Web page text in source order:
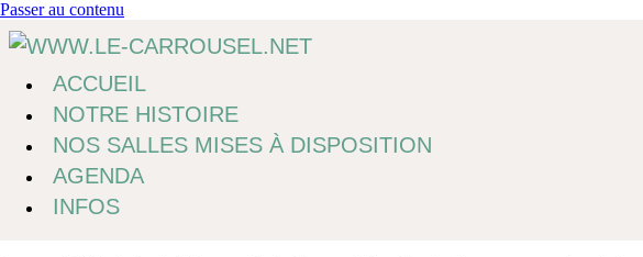
Passer au contenu
ACCUEIL
NOTRE HISTOIRE
NOS SALLES MISES À DISPOSITION
AGENDA
INFOS